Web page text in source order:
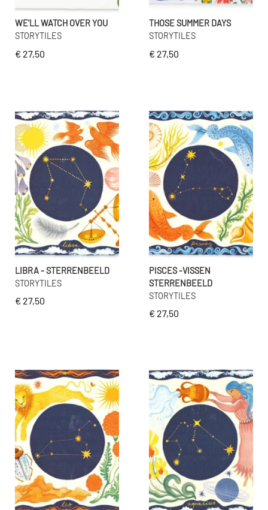
WE'LL WATCH OVER YOU
STORYTILES
€ 27,50
THOSE SUMMER DAYS
STORYTILES
€ 27,50
LIBRA - STERRENBEELD
STORYTILES
€ 27,50
PISCES -VISSEN
STERRENBEELD
STORYTILES
€ 27,50